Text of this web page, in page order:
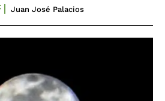
Juan José Palacios